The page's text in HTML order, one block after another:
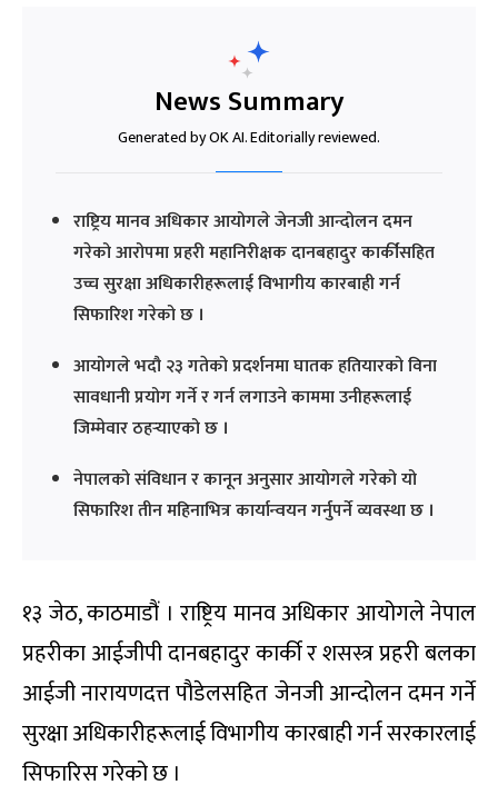
News Summary
Generated by OK AI. Editorially reviewed.
राष्ट्रिय मानव अधिकार आयोगले जेनजी आन्दोलन दमन
गरेको आरोपमा प्रहरी महानिरीक्षक दानबहादुर कार्कीसहित
उच्च सुरक्षा अधिकारीहरूलाई विभागीय कारबाही गर्न
सिफारिश गरेको छ ।
आयोगले भदौ २३ गतेको प्रदर्शनमा घातक हतियारको विना
सावधानी प्रयोग गर्ने र गर्न लगाउने काममा उनीहरूलाई
जिम्मेवार ठहर्‍याएको छ ।
नेपालको संविधान र कानून अनुसार आयोगले गरेको यो
सिफारिश तीन महिनाभित्र कार्यान्वयन गर्नुपर्ने व्यवस्था छ ।
१३ जेठ, काठमाडौं । राष्ट्रिय मानव अधिकार आयोगले नेपाल
प्रहरीका आईजीपी दानबहादुर कार्की र शसस्त्र प्रहरी बलका
आईजी नारायणदत्त पौडेलसहित जेनजी आन्दोलन दमन गर्ने
सुरक्षा अधिकारीहरूलाई विभागीय कारबाही गर्न सरकारलाई
सिफारिस गरेको छ ।